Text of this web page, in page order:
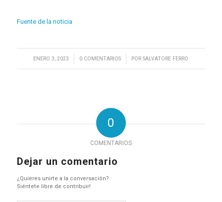
Fuente de la noticia
ENERO 3, 2023
/ 0 COMENTARIOS
/ PORSALVATORE FERRO
0
COMENTARIOS
Dejar un comentario
¿Quieres unirte a la conversación?
Siéntete libre de contribuir!